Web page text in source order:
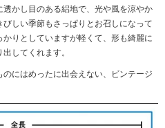
かし目のある絽地で、光や風を涼やか
しい季節もさっぱりとお召しになって
りとしていますが軽くて、形も綺麗に
してくれます。
にはめったに出会えない、ビンテージ